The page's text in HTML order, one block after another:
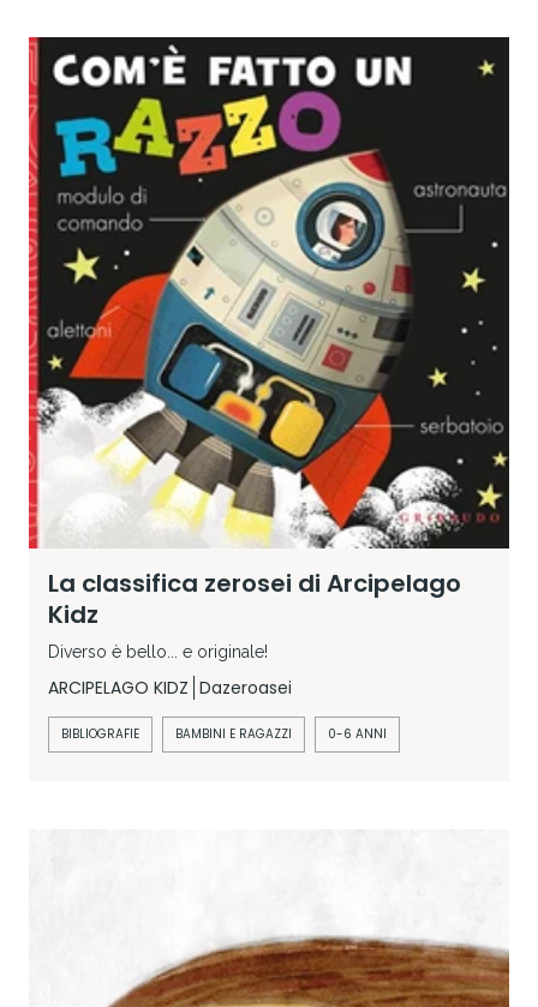
La classifica zerosei di Arcipelago
Kidz
Diverso è bello... e originale!
ARCIPELAGO KIDZ Dazeroasei
BIBLIOGRAFIE BAMBINI E RAGAZZI 0-6 ANNI